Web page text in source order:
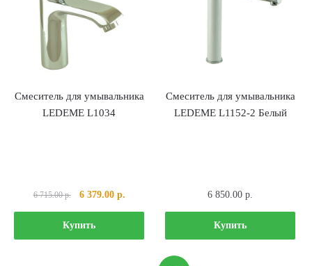
Смеситель для умывальника
LEDEME L1034
6 715.00р.
Первоначальная
цена
составляла
6
6 379.00 р.Текущая
цена:
379.00 р..
Купить
Смеситель для умывальника
LEDEME L1152-2 Белый
6 850.00р.
Купить